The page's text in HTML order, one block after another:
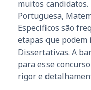
muitos
Portuguesa,
Específicos são
etapas que
Dissertativas. A
para esse
rigor e